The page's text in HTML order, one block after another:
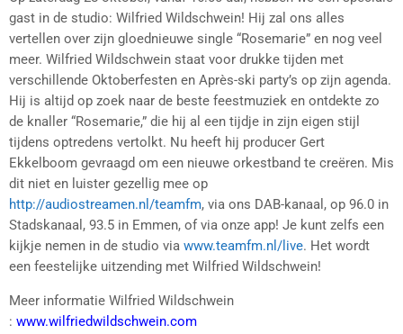
gast in de studio: Wilfried Wildschwein! Hij zal ons alles
vertellen over zijn gloednieuwe single “Rosemarie” en nog veel
meer. Wilfried Wildschwein staat voor drukke tijden met
verschillende Oktoberfesten en Après-ski party’s op zijn agenda.
Hij is altijd op zoek naar de beste feestmuziek en ontdekte zo
de knaller “Rosemarie,” die hij al een tijdje in zijn eigen stijl
tijdens optredens vertolkt. Nu heeft hij producer Gert
Ekkelboom gevraagd om een nieuwe orkestband te creëren. Mis
dit niet en luister gezellig mee op
http://audiostreamen.nl/teamfm, via ons DAB-kanaal, op 96.0 in
Stadskanaal, 93.5 in Emmen, of via onze app! Je kunt zelfs een
kijkje nemen in de studio via www.teamfm.nl/live. Het wordt
een feestelijke uitzending met Wilfried Wildschwein!
Meer informatie Wilfried Wildschwein
: www.wilfriedwildschwein.com